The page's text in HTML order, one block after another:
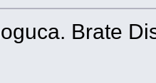
Brate